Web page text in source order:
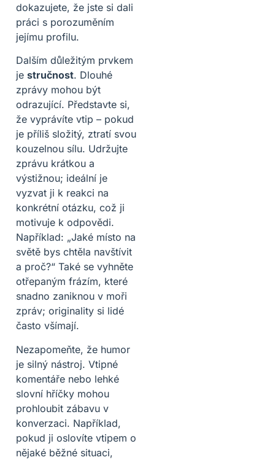
dokazujete, že jste si dali
práci s porozuměním
jejímu profilu.
Dalším důležitým prvkem
je stručnost. Dlouhé
zprávy mohou být
odrazující. Představte si,
že vyprávíte vtip – pokud
je příliš složitý, ztratí svou
kouzelnou sílu. Udržujte
zprávu krátkou a
výstižnou; ideální je
vyzvat ji k reakci na
konkrétní otázku, což ji
motivuje k odpovědi.
Například: „Jaké místo na
světě bys chtěla navštívit
a proč?“ Také se vyhněte
otřepaným frázím, které
snadno zaniknou v moři
zpráv; originality si lidé
často všímají.
Nezapomeňte, že humor
je silný nástroj. Vtipné
komentáře nebo lehké
slovní hříčky mohou
prohloubit zábavu v
konverzaci. Například,
pokud ji oslovíte vtipem o
nějaké běžné situaci,